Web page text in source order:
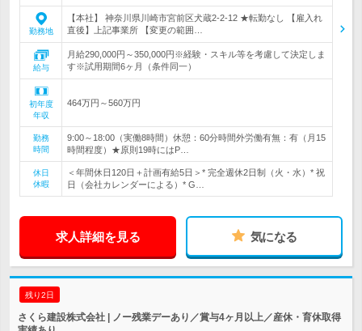
勤務地
【本社】 神奈川県川崎市宮前区犬蔵2-2-12 ★転勤なし 【雇入れ
直後】上記事業所 【変更の範囲…
給与
月給290,000円～350,000円※経験・スキル等を考慮して決定しま
す※試用期間6ヶ月（条件同一）
初年度
年収
464万円～560万円
勤務
時間
9:00～18:00（実働8時間）休憩：60分時間外労働有無：有（月15
時間程度）★原則19時にはP…
休日
休暇
＜年間休日120日＋計画有給5日＞* 完全週休2日制（火・水）* 祝
日（会社カレンダーによる）* G…
求人詳細を見る 気になる
残り2日
さくら建設株式会社 | ノー残業デーあり／賞与4ヶ月以上／産休・育休取得